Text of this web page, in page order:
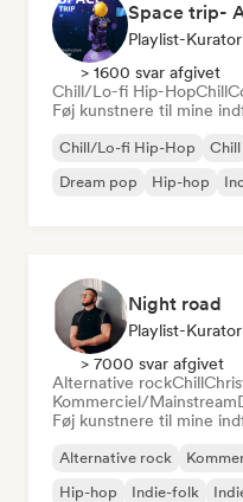
Playlist-Kurator
> 1600 svar afgivet
Chill/Lo-fi Hip-HopChill
Føj kunstnere til mine
Chill/Lo-fi Hip-Hop Chill
Dream pop
Hip-hop
Night road
Playlist-Kurator
> 7000 svar afgivet
Alternative rockChill
Kommerciel/Mainstream
Føj kunstnere til mine
Alternative rock
Hip-hop
Indie-folk